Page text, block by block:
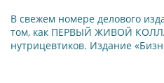
В свежем номере делового
том, как ПЕРВЫЙ ЖИВОЙ
нутрицевтиков. Издание